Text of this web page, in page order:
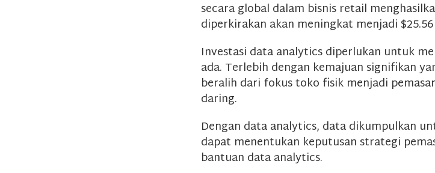
secara global dalam bisnis retail
diperkirakan akan meningkat menjadi
Investasi data analytics diperlukan untuk
ada. Terlebih dengan kemajuan signifikan
beralih dari fokus toko fisik menjadi
daring.
Dengan data analytics, data dikumpulkan
dapat menentukan keputusan strategi
bantuan data analytics.